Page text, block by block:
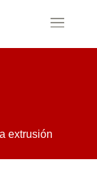
extrusión